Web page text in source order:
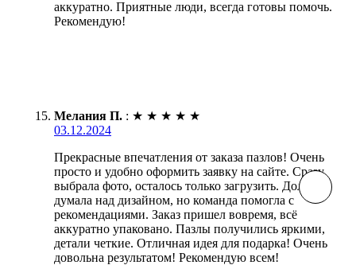
аккуратно. Приятные люди, всегда готовы помочь.
Рекомендую!
Мелания П. : ★ ★ ★ ★ ★
03.12.2024
Прекрасные впечатления от заказа пазлов! Очень
просто и удобно оформить заявку на сайте. Сразу
выбрала фото, осталось только загрузить. Долго
думала над дизайном, но команда помогла с
рекомендациями. Заказ пришел вовремя, всё
аккуратно упаковано. Пазлы получились яркими,
детали четкие. Отличная идея для подарка! Очень
довольна результатом! Рекомендую всем!